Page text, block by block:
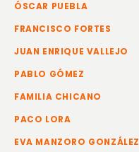
ÓSCAR PUEBLA
FRANCISCO FORTES
JUAN ENRIQUE VALLEJO
PABLO GÓMEZ
FAMILIA CHICANO
PACO LORA
EVA MANZORO GONZÁLEZ